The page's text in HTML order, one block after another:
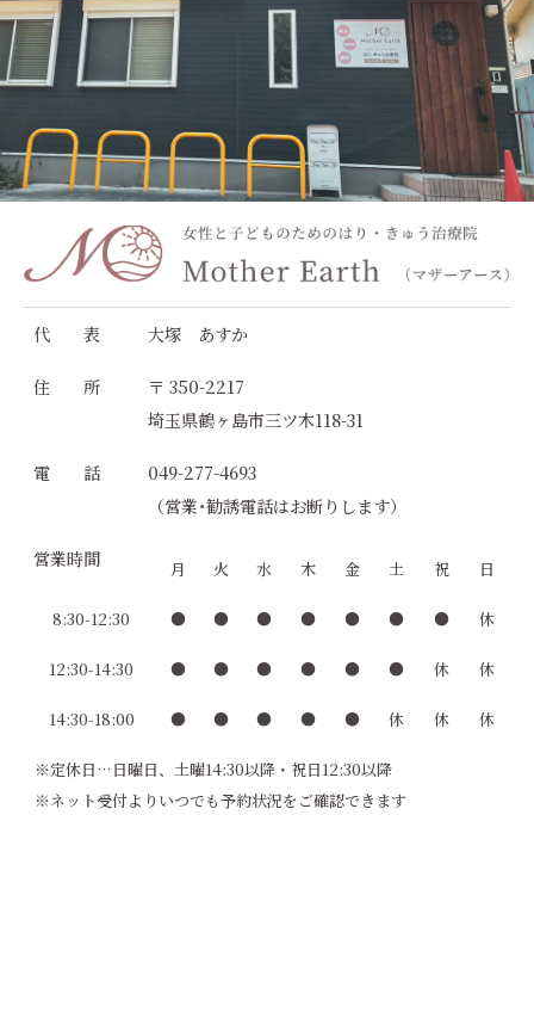
代 表 大塚 あすか
住 所
〒 350-2217
埼玉県鶴ヶ島市三ツ木118-31
電 話
049-277-4693
（営業･勧誘電話はお断りします）
営業時間 月 火 水 木 金 土 祝 日
8:30-12:30 ● ● ● ● ● ● ● 休
12:30-14:30 ● ● ● ● ● ● 休 休
14:30-18:00 ● ● ● ● ● 休 休 休
※定休日…日曜日、土曜14:30以降・祝日12:30以降
※ネット受付よりいつでも予約状況をご確認できます